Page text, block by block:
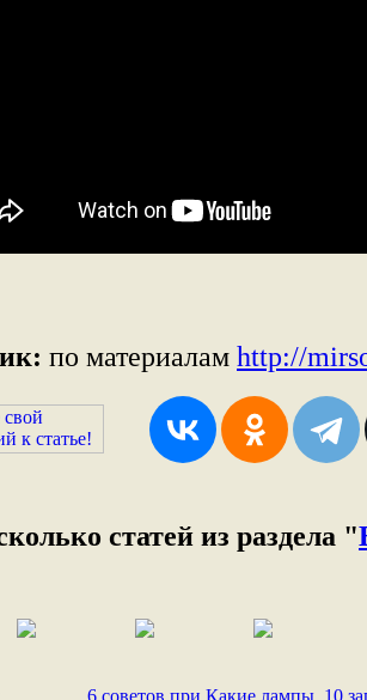
по материалам http://
статей из раздела "
6 советов при Какие лампы 10